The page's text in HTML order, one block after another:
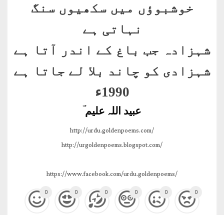
خوشبوؤں میں سکھیوں سنگ
نہاتی ہے
شہزادہ جب باغ کے اندر آتا ہے
شہزادی کو چاند بلا لے جاتا ہے
1990ء
عبید اللہ علیم ؔ
http://urdu.goldenpoems.com/
http://urgoldenpoems.blogspot.com/
https://www.facebook.com/urdu.goldenpoems/
0 0 0 0 0 0